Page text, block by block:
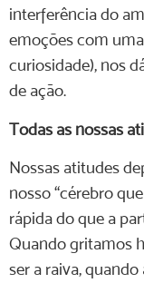
interferência do
emoções com
curiosidade), nos
de ação.
Todas as nossas
Nossas atitudes
nosso “cérebro
rápida do que a
Quando gritamos
ser a raiva,